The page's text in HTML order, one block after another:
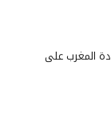
المغرب على